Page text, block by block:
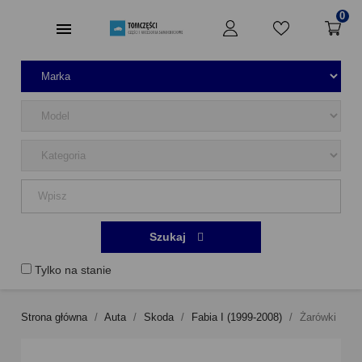
0
Tylko na stanie
Szukaj
Strona główna Auta Skoda Fabia I (1999-2008) Żarówki